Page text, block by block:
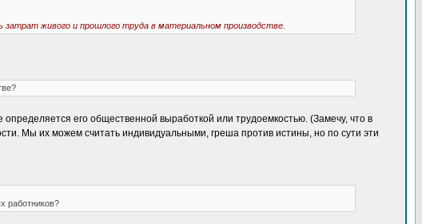
живого и прошлого труда в материальном производстве.
его общественной выработкой или трудоемкостью. (Замечу, что в
Мы их можем считать индивидуальными, греша против истины, но по сути эти
работников?